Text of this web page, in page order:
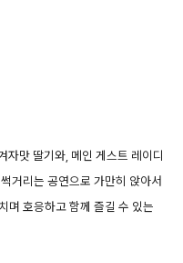
맛 딸기와, 메인 게스트 레이디
거리는 공연으로 가만히 앉아서
며 호응하고 함께 즐길 수 있는